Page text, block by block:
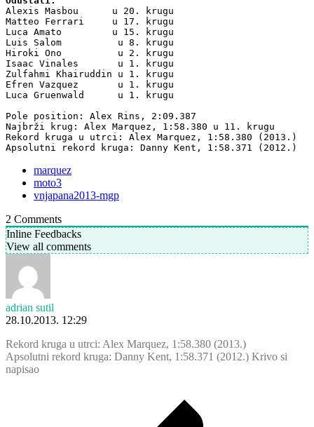
Alexis Masbou      u 20. krugu
Matteo Ferrari     u 17. krugu
Luca Amato         u 15. krugu
Luis Salom          u 8. krugu
Hiroki Ono          u 2. krugu
Isaac Vinales       u 1. krugu
Zulfahmi Khairuddin u 1. krugu
Efren Vazquez       u 1. krugu
Luca Gruenwald      u 1. krugu
Pole position: Alex Rins, 2:09.387
Najbrži krug: Alex Marquez, 1:58.380 u 11. krugu
Rekord kruga u utrci: Alex Marquez, 1:58.380 (2013.)
Apsolutni rekord kruga: Danny Kent, 1:58.371 (2012.)
marquez
moto3
vnjapana2013-mgp
2 Comments
Inline Feedbacks
View all comments
adrian sutil
28.10.2013. 12:29
Rekord kruga u utrci: Alex Marquez, 1:58.380 (2013.)
Apsolutni rekord kruga: Danny Kent, 1:58.371 (2012.) Krivo si
napisao